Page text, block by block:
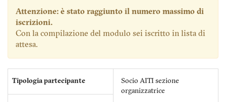
Attenzione: è stato raggiunto il numero massimo di
iscrizioni.
Con la compilazione del modulo sei iscritto in lista di
attesa.
Tipologia partecipante
Socio AITI sezione
organizzatrice